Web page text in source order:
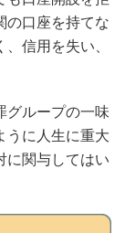
の口座を持てな
信用を失い、
グループの一味
うに人生に重大
に関与してはい